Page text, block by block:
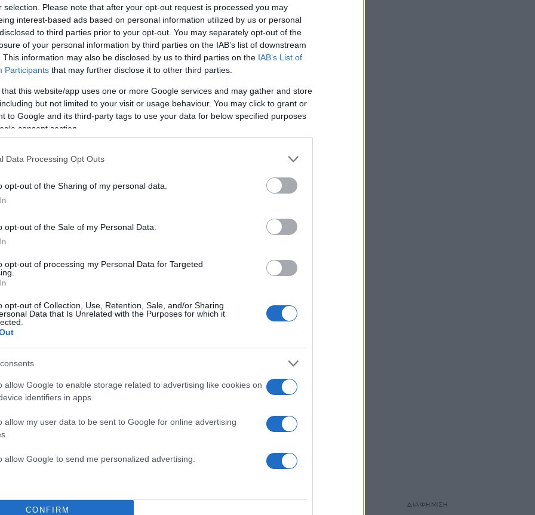
selection. Please note that after your opt-out request is processed you may
interest-based ads based on personal information utilized by us or personal
to third parties prior to your opt-out. You may separately opt-out of the
of your personal information by third parties on the IAB’s list of downstream
This information may also be disclosed by us to third parties on the IAB’s List of
Participants that may further disclose it to other third parties.
that this website/app uses one or more Google services and may gather and store
but not limited to your visit or usage behaviour. You may click to grant or
to Google and its third-party tags to use your data for below specified purposes
consent section.
Data Processing Opt Outs
opt-out of the Sharing of my personal data.
opt-out of the Sale of my Personal Data.
opt-out of processing my Personal Data for Targeted
opt-out of Collection, Use, Retention, Sale, and/or Sharing
Data that Is Unrelated with the Purposes for which it
allow Google to enable storage related to advertising like cookies on
identifiers in apps.
allow my user data to be sent to Google for online advertising
allow Google to send me personalized advertising.
CONFIRM
του
Αλ
τον επίσης
των...
06:45 11.09.24
11η Σεπτεμβρίου 2001: Οι
επιθέσεις στους Δίδυμους
Πύργους – Η μέρα που δεν θα
11 Σεπτεμβρίου 2001. Ποιος δεν ανατριχιάζει στο άκουσμα και
μόνο της ημερομηνίας. Η εικόνα των φλεγόμενων Δίδυμων
ΔΙΑΦΗΜΙΣΗ